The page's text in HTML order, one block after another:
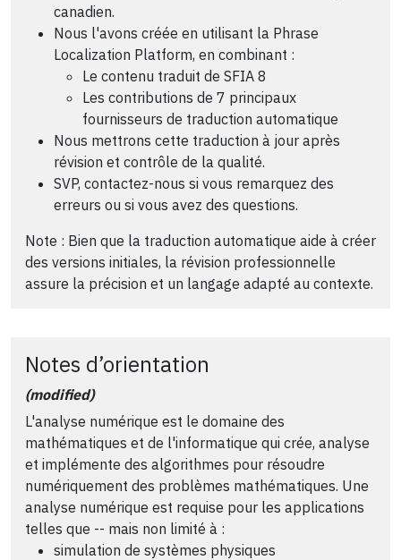
canadien.
Nous l'avons créée en utilisant la Phrase
Localization Platform, en combinant :
Le contenu traduit de SFIA 8
Les contributions de 7 principaux
fournisseurs de traduction automatique
Nous mettrons cette traduction à jour après
révision et contrôle de la qualité.
SVP, contactez-nous si vous remarquez des
erreurs ou si vous avez des questions.
Note : Bien que la traduction automatique aide à créer
des versions initiales, la révision professionnelle
assure la précision et un langage adapté au contexte.
Notes d’orientation
(modified)
L'analyse numérique est le domaine des
mathématiques et de l'informatique qui crée, analyse
et implémente des algorithmes pour résoudre
numériquement des problèmes mathématiques. Une
analyse numérique est requise pour les applications
telles que -- mais non limité à :
simulation de systèmes physiques